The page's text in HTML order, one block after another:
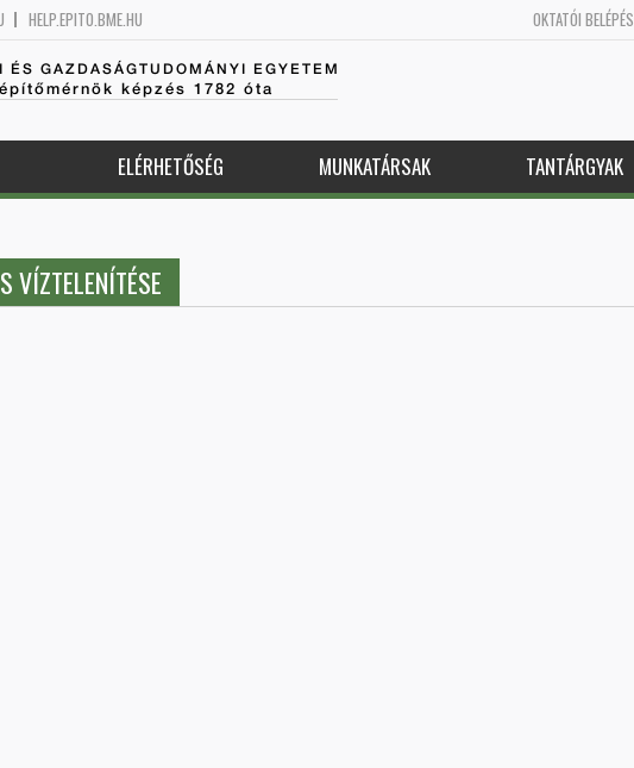
HELP.EPITO.BME.HU OKTATÓI BELÉPÉS
ÉS GAZDASÁGTUDOMÁNYI EGYETEM
képzés 1782 óta
ELÉRHETŐSÉG MUNKATÁRSAK TANTÁRGYAK
VÍZTELENÍTÉSE